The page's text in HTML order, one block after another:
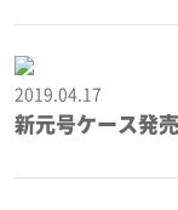
2019.04.17
新元号ケース発